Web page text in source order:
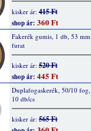
kisker ár: 415 Ft
shop ár: 360 Ft
Fakerék gumis, 1 db, 53
furat
kisker ár: 520 Ft
shop ár: 445 Ft
Duplafogaskerék, 50/10
10 db/cs
kisker ár: 565 Ft